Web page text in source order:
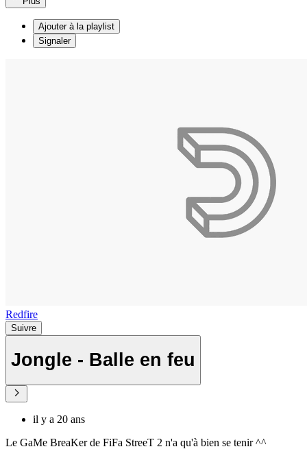
Ajouter à la playlist
Signaler
Redfire
Suivre
Jongle - Balle en feu
il y a 20 ans
Le GaMe BreaKer de FiFa StreeT 2 n'a qu'à bien se tenir ^^